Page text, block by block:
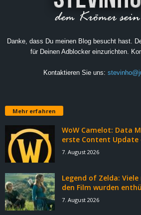
Danke, dass Du meinen Blog besucht hast.
für Deinen Adblocker einzurichten.
Kontaktieren Sie uns:
Mehr erfahren
WoW Camelot: Data
erste Content Update
7. August 2026
Legend of Zelda:
den Film wurden
7. August 2026